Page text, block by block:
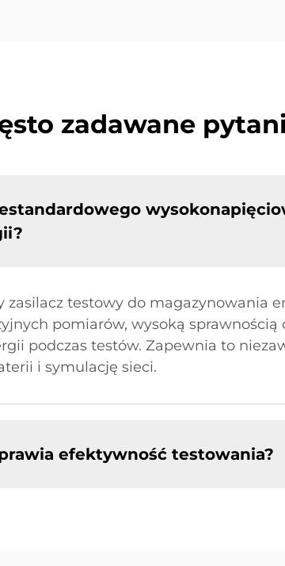
zadawane
testowy do magazynowania
pomiarów, wysoką sprawnością
podczas testów. Zapewnia to
i symulację sieci.
efektywność testowania?